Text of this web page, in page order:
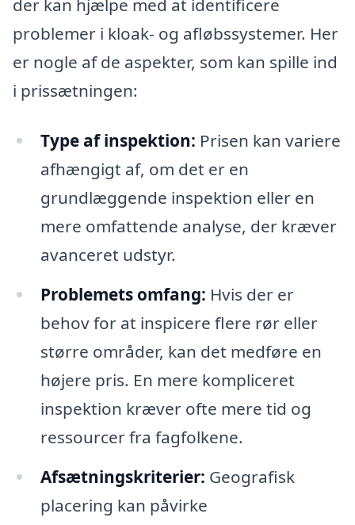
der kan hjælpe med at identificere
problemer i kloak- og afløbssystemer. Her
er nogle af de aspekter, som kan spille ind
i prissætningen:
Type af inspektion: Prisen kan variere
afhængigt af, om det er en
grundlæggende inspektion eller en
mere omfattende analyse, der kræver
avanceret udstyr.
Problemets omfang: Hvis der er
behov for at inspicere flere rør eller
større områder, kan det medføre en
højere pris. En mere kompliceret
inspektion kræver ofte mere tid og
ressourcer fra fagfolkene.
Afsætningskriterier: Geografisk
placering kan påvirke